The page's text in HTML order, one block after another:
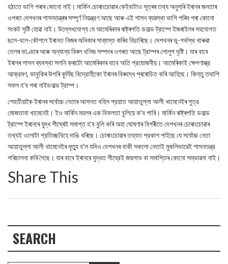
হঠাতে ভাগি পৰাৰ কোনো নাই। মার্কিন চোৰাংচোৱাৰ কেইবাটাও সূত্ৰৰ তথ্য অনুসৰি ইৰানৰ জনতাৰ
ওপৰত দেশখনৰ শাসনতন্ত্ৰৰ সম্পূৰ্ণ নিয়ন্ত্রণ আছে আৰু এই শাসন ব্যৱস্থা ভাগি পৰিব পৰা কোনো
সংকট সৃষ্টি হোৱা নাই। উল্লেখযোগ্য যে আমেৰিকাৰ ৰাষ্ট্ৰপতি ডনাল্ড ট্রাম্পে ইজৰাইলৰ সহযোগত
ছলে-বলে-কৌশলে ইৰানত নিজৰ অধিকাৰ সাব্যস্ত কৰিব বিচাৰিছে। দেশখনৰ ভূ-গর্ভস্থ খাৰুৱা
তেলৰ ভাণ্ডাৰ আৰু অন্যান্য বিৰল খনিজ সম্পদৰ ওপৰত আছে ট্রাম্পৰ লোলুপ দৃষ্টি। যাৰ বাবে
ইৰানৰ শাসন ব্যবস্থা সলনি কৰাটো আমেৰিকাৰ বাবে অতি প্রয়োজনীয়। আমেৰিকাই ক্ষেপণাস্ত্র
আক্রমণ, ভাবুকিৰ উপৰি কুৰ্দিছ বিদ্রোহীকো ইৰানৰ বিৰুদ্ধে প্ৰৰোচিত কৰি আহিছে। কিন্তু তথাপি
সফল হ'ব পৰা নাইডনাল্ড ট্রাম্প।
শেহতীয়াকৈ ইৰানৰ সৰ্বোচ্চ নেতাৰ আসনত বহিল প্রয়াত আয়াতুল্লা আলী খামেনেইৰ পুত্র
মোজতাবা খামেনেই। ইও মার্কিন মহলৰ এক বিফলতা বুলিয়ে ক'ব পাৰি। মার্কিন ৰাষ্ট্ৰপতি ডনাল্ড
ট্রাম্পে ইৰানৰে যুদ্ধ শীঘ্ৰেই সমাপ্ত হ'ব বুলি কৰি অহা ঘোষণাৰ বিপৰীতে দেশখনৰ চোৰাংচোৱাৰ
তথ্যই ওলোটা প্রতিচ্ছবিহে দাঙি ধৰিছে। চোৰাংচোৱাৰ তথ্যত প্রকাশ পাইছে যে সর্বোচ্চ নেতা
আয়াতুল্লা আলী খামেনেইৰ মৃত্যু হ'ল যদিও দেশখনৰ বাকী সকলো নেতাই মুকলিভাৱেই শাসনতন্ত্র
পৰিচালনা কৰি গৈছে। যাৰ বাবে ইৰানৰে যুদ্ধত শীঘ্রেই জয়লাভ বা সমাপ্তিৰ কোনো সম্ভাৱনা নাই।
Share This
SEARCH